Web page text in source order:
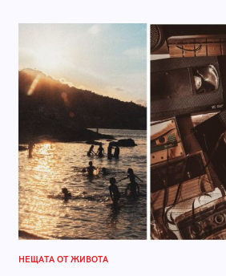
НЕЩАТА ОТ ЖИВОТА